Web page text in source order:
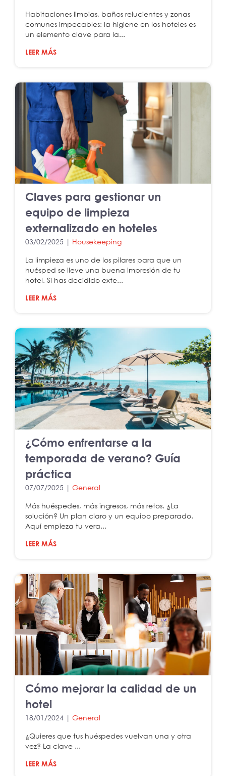
Habitaciones limpias, baños relucientes y zonas
comunes impecables: la higiene en los hoteles es
un elemento clave para la...
LEER MÁS
Claves para gestionar un
equipo de limpieza
externalizado en hoteles
03/02/2025 | Housekeeping
La limpieza es uno de los pilares para que un
huésped se lleve una buena impresión de tu
hotel. Si has decidido exte...
LEER MÁS
¿Cómo enfrentarse a la
temporada de verano? Guía
práctica
07/07/2025 | General
Más huéspedes, más ingresos, más retos. ¿La
solución? Un plan claro y un equipo preparado.
Aquí empieza tu vera...
LEER MÁS
Cómo mejorar la calidad de un
hotel
18/01/2024 | General
¿Quieres que tus huéspedes vuelvan una y otra
vez? La clave ...
LEER MÁS